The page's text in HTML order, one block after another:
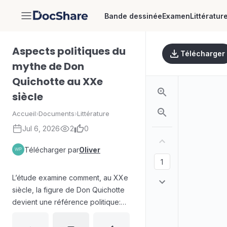
DocShare Bande dessinéeExamenLittérature
Aspects politiques du
mythe de Don
Quichotte au XXe
siècle
Accueil›Documents›Littérature
Jul 6, 2026 2 0
Télécharger parOliver
L’étude examine comment, au XXe
siècle, la figure de Don Quichotte
devient une référence politique:
Télécharger